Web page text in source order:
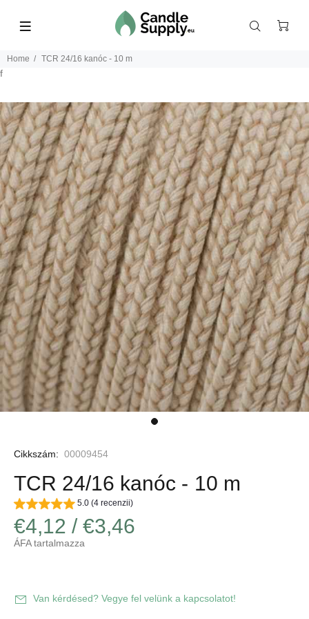
Home TCR 24/16 kanóc - 10 m
f
Cikkszám: 00009454
TCR 24/16 kanóc - 10 m
5.0 (4 recenzii)
€4,12 / €3,46
ÁFA tartalmazza
Van kérdésed? Vegye fel velünk a kapcsolatot!